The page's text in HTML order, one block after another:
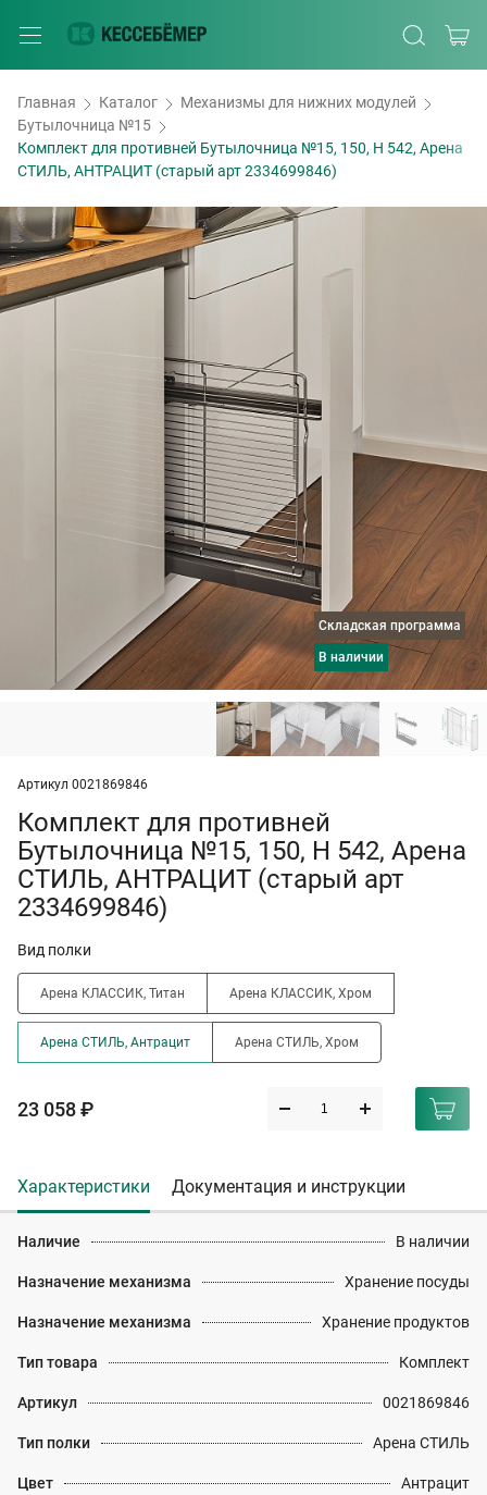
Главная Каталог
Механизмы для нижних модулей
Бутылочница №15
Комплект для противней Бутылочница №15, 150, H 542, Арена
СТИЛЬ, АНТРАЦИТ (старый арт 2334699846)
Складская программа
в наличии
Артикул 0021869846
Комплект для противней
Бутылочница №15, 150, H 542, Арена
СТИЛЬ, АНТРАЦИТ (старый арт
2334699846)
Вид полки
Арена КЛАССИК, Титан Арена КЛАССИК, Хром
Арена СТИЛЬ, Антрацит Арена СТИЛЬ, Хром
23 058 ₽
Характеристики Документация и инструкции
Наличие В наличии
Назначение механизма Хранение посуды
Назначение механизма Хранение продуктов
Тип товара Комплект
Артикул 0021869846
Тип полки Арена СТИЛЬ
Цвет Антрацит